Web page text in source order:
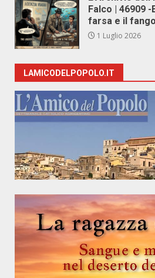
Falco | 46909
farsa e il fango
1 Luglio 2026
LAMICODELPOPOLO.IT